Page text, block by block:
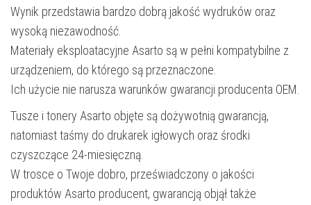
Wynik przedstawia bardzo dobrą jakość wydruków oraz
wysoką niezawodność.
Materiały eksploatacyjne Asarto są w pełni kompatybilne z
urządzeniem, do którego są przeznaczone.
Ich użycie nie narusza warunków gwarancji producenta OEM.
Tusze i tonery Asarto objęte są dożywotnią gwarancją,
natomiast taśmy do drukarek igłowych oraz środki
czyszczące 24-miesięczną.
W trosce o Twoje dobro, przeświadczony o jakości
produktów Asarto producent, gwarancją objął także